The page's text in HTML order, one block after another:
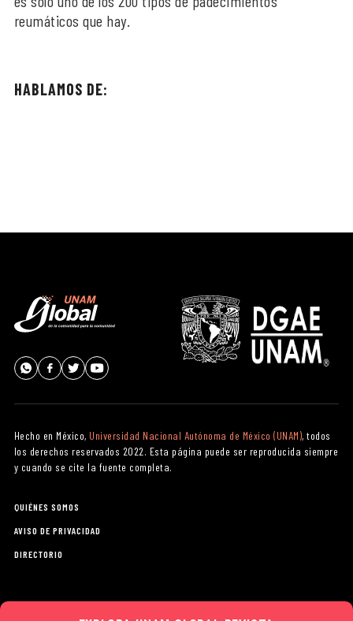
reumáticos que hay.
HABLAMOS DE:
Hecho en México, Universidad Nacional Autónoma de México (UNAM), todos
los derechos reservados 2022. Esta página puede ser reproducida siempre
y cuando se cite la fuente completa.
QUIÉNES SOMOS
AVISO DE PRIVACIDAD
DIRECTORIO